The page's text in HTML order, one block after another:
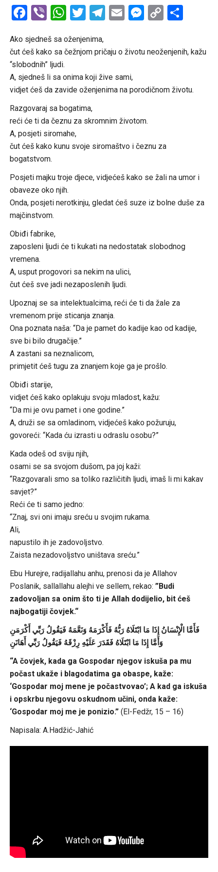
Facebook
ViberWhatsApp
Twitter
Telegram
EmailCopy
Ako sjedneš sa oženjenima,
čut ćeš kako sa čežnjom pričaju o životu neoženjenih, kažu
“slobodnih” ljudi.
A, sjedneš li sa onima koji žive sami,
vidjet ćeš da zavide oženjenima na porodičnom životu.
Razgovaraj sa bogatima,
reći će ti da čeznu za skromnim životom.
A, posjeti siromahe,
čut ćeš kako kunu svoje siromaštvo i čeznu za
bogatstvom.
Posjeti majku troje djece, vidjećeš kako se žali na umor i
obaveze oko njih.
Onda, posjeti nerotkinju, gledat ćeš suze iz bolne duše za
majčinstvom.
Obiđi fabrike,
zaposleni ljudi će ti kukati na nedostatak slobodnog
vremena.
A, usput progovori sa nekim na ulici,
čut ćeš sve jadi nezaposlenih ljudi.
Upoznaj se sa intelektualcima, reći će ti da žale za
vremenom prije sticanja znanja.
Ona poznata naša: “Da je pamet do kadije kao od kadije,
sve bi bilo drugačije.”
A zastani sa neznalicom,
primjetit ćeš tugu za znanjem koje ga je prošlo.
Obiđi starije,
vidjet ćeš kako oplakuju svoju mladost, kažu:
“Da mi je ovu pamet i one godine.”
A, druži se sa omladinom, vidjećeš kako požuruju,
govoreći: “Kada ću izrasti u odraslu osobu?”
Kada odeš od sviju njih,
osami se sa svojom dušom, pa joj kaži:
“Razgovarali smo sa toliko različitih ljudi, imaš li mi kakav
savjet?”
Reći će ti samo jedno:
“Znaj, svi oni imaju sreću u svojim rukama.
Ali,
napustilo ih je zadovoljstvo.
Zaista nezadovoljstvo uništava sreću.”
Ebu Hurejre, radijallahu anhu, prenosi da je Allahov
Poslanik, sallallahu alejhi ve sellem, rekao: ”Budi
zadovoljan sa onim što ti je Allah dodijelio, bit ćeš
najbogatiji čovjek.“
فَأَمَّا الْإِنْسَانُ إِذَا مَا ابْتَلَاهُ رَبُّهُ فَأَكْرَمَهُ وَنَعَّمَهُ فَيَقُولُ رَبِّي أَكْرَمَنِ
وَأَمَّا إِذَا مَا ابْتَلَاهُ فَقَدَرَ عَلَيْهِ رِزْقَهُ فَيَقُولُ رَبِّي أَهَانَنِ
“A čovjek, kada ga Gospodar njegov iskuša pa mu
počast ukaže i blagodatima ga obaspe, kaže:
‘Gospodar moj mene je počastvovao’; A kad ga iskuša
i opskrbu njegovu oskudnom učini, onda kaže:
‘Gospodar moj me je ponizio.”(El-Fedžr, 15 – 16)
Napisala: A.Hadžić-Jahić